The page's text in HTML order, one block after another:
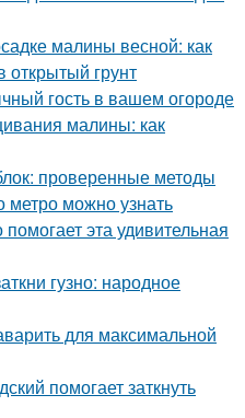
малины весной: как
грунт
гость в вашем огороде
малины: как
проверенные методы
метро можно узнать
помогает эта удивительная
гузно: народное
для максимальной
помогает заткнуть